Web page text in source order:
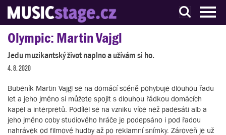
S muzikanty pro muzikanty
Olympic: Martin Vajgl
Jedu muzikantský život naplno a užívám si ho.
4. 8. 2020
Bubeník Martin Vajgl se na domácí scéně pohybuje dlouhou řadu
let a jeho jméno si můžete spojit s dlouhou řádkou domácích
kapel a interpretů. Podílel se na vzniku více než padesáti alb a
jeho jméno coby studiového hráče je podepsáno i pod řadou
nahrávek od filmové hudby až po reklamní snímky. Zároveň je už